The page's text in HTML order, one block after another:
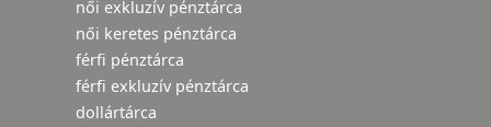
női exkluzív pénztárca
női keretes pénztárca
férfi pénztárca
férfi exkluzív pénztárca
dollártárca